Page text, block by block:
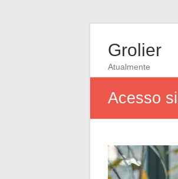
Grolier
Atualmente
Acesso